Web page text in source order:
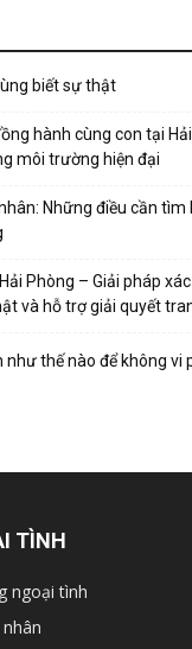
biết sự thật
hành cùng con tại
môi trường hiện đại
Những điều cần tìm
Phòng – Giải pháp
và hỗ trợ giải quyết
như thế nào để không vi
TÌNH
ngoại tình